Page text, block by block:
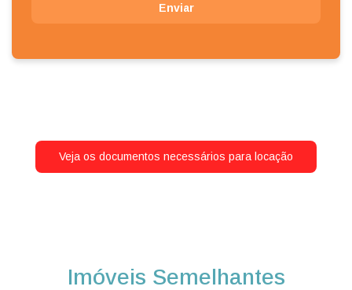
Enviar
Veja os documentos necessários para locação
Imóveis Semelhantes